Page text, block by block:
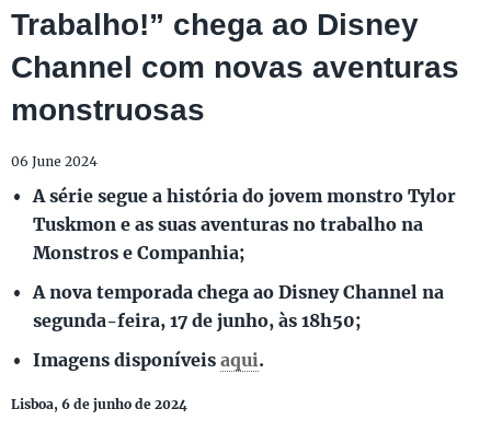
Trabalho!” chega ao Disney
Channel com novas aventuras
monstruosas
06 June 2024
A série segue a história do jovem monstro Tylor
Tuskmon e as suas aventuras no trabalho na
Monstros e Companhia;
A nova temporada chega ao Disney Channel na
segunda-feira, 17 de junho, às 18h50;
Imagens disponíveisaqui.
Lisboa, 6 de junho de 2024